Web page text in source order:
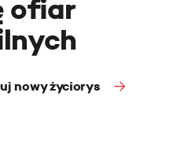
ofiar
nowy życiorys